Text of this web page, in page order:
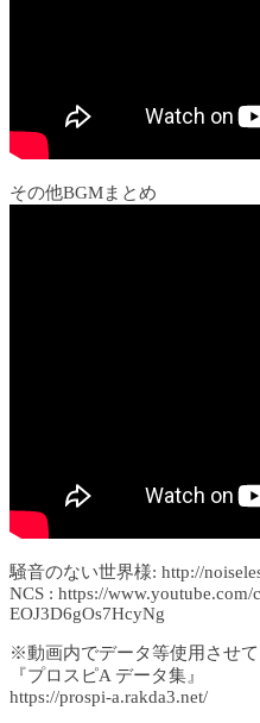
その他BGMまとめ
騒音のない世界様: http://
NCS : https://www.youtube.com/
EOJ3D6gOs7HcyNg
※動画内でデータ等使用させ
『プロスピA データ集』
https://prospi-a.rakda3.net/